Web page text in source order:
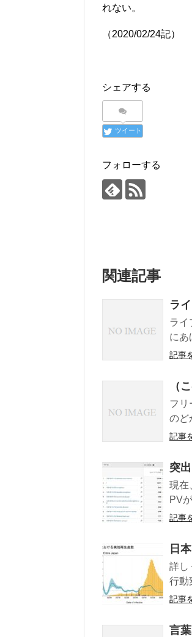
れない。
（2020/02/24記）
シェアする
ツイート
フォローする
関連記事
ラ
ライ
にあ
記事
（
フリ
のど
記事
突
現在
PV
記事
日
詳し
行動
記事
言